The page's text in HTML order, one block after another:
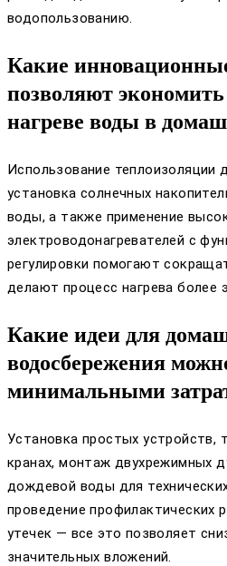
водопользованию.
Какие
позволяют
нагреве воды в
Использование теплоизоляции
установка солнечных
воды, а также применение
электроводонагревателей с
регулировки помогают
делают процесс нагрева более
Какие идеи для
водосбережения
минимальными
Установка простых устройств,
кранах, монтаж двухрежимных
дождевой воды для
проведение профилактических
утечек — все это позволяет
значительных вложений.